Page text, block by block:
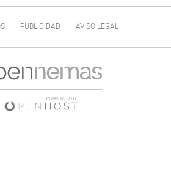
PUBLICIDAD AVISO LEGAL